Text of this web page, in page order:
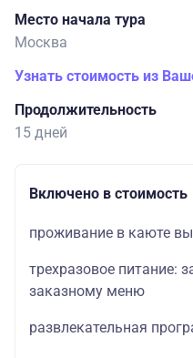
Место начала тура
Москва
Узнать стоимость из
Продолжительность
15 дней
Включено в стоимость
проживание в каюте
трехразовое питание:
заказному меню
развлекательная